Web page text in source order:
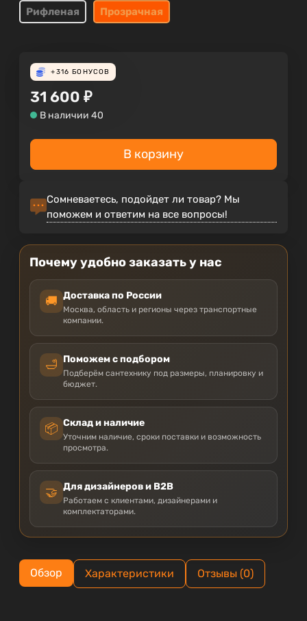
Рифленая
Прозрачная
+316 БОНУСОВ
31 600 ₽
В наличии 40
В корзину
Сомневаетесь, подойдет ли товар? Мы
поможем и ответим на все вопросы!
Почему удобно заказать у нас
🚚 Доставка по России
Москва, область и регионы через транспортные
компании.
🛁 Поможем с подбором
Подберём сантехнику под размеры, планировку и
бюджет.
📦 Склад и наличие
Уточним наличие, сроки поставки и возможность
просмотра.
🤝 Для дизайнеров и B2B
Работаем с клиентами, дизайнерами и
комплектаторами.
Обзор Характеристики Отзывы (0)